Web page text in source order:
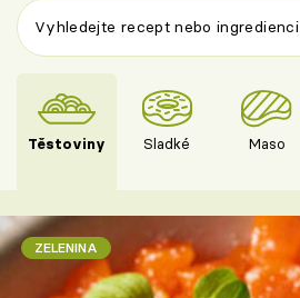
Těstoviny Sladké Maso
ZELENINA